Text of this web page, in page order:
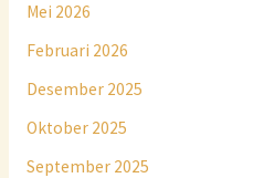
Mei 2026
Februari 2026
Desember 2025
Oktober 2025
September 2025